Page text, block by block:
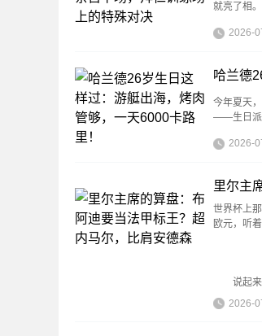
就亮了相
2026-
哈兰德
今年夏天
——生日派
2026-
里尔主
世界杯上
欧元，听
说起来
2026-